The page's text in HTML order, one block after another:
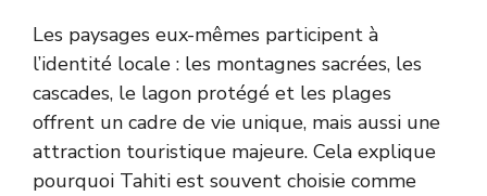
Les paysages eux-mêmes participent à
l’identité locale : les montagnes sacrées, les
cascades, le lagon protégé et les plages
offrent un cadre de vie unique, mais aussi une
attraction touristique majeure. Cela explique
pourquoi Tahiti est souvent choisie comme